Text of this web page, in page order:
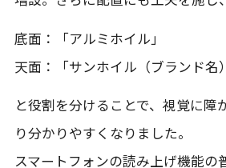
底面：「アルミホイル」
天面：「サンホイル（ブランド名
と役割を分けることで、視覚に障
り分かりやすくなりました。
スマートフォンの読み上げ機能の